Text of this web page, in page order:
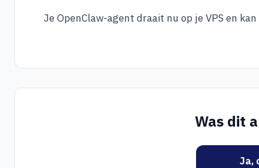
Je OpenClaw-agent draait nu op je VPS en
Was dit
Ja,